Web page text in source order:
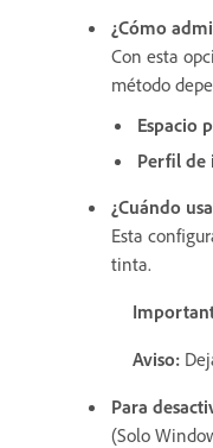
¿Cómo
Con esta
método
Espacio
Perfil de
¿Cuándo
Esta
tinta.
Aviso:
Para
(Solo